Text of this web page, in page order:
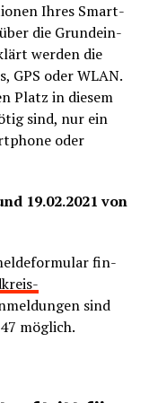
Ihres Smart­
die Grund­ein­
wer­den die
GPS oder WLAN.
Platz in die­sem
sind, nur ein
oder
19.02.2021 von
fin­
sind
möglich.